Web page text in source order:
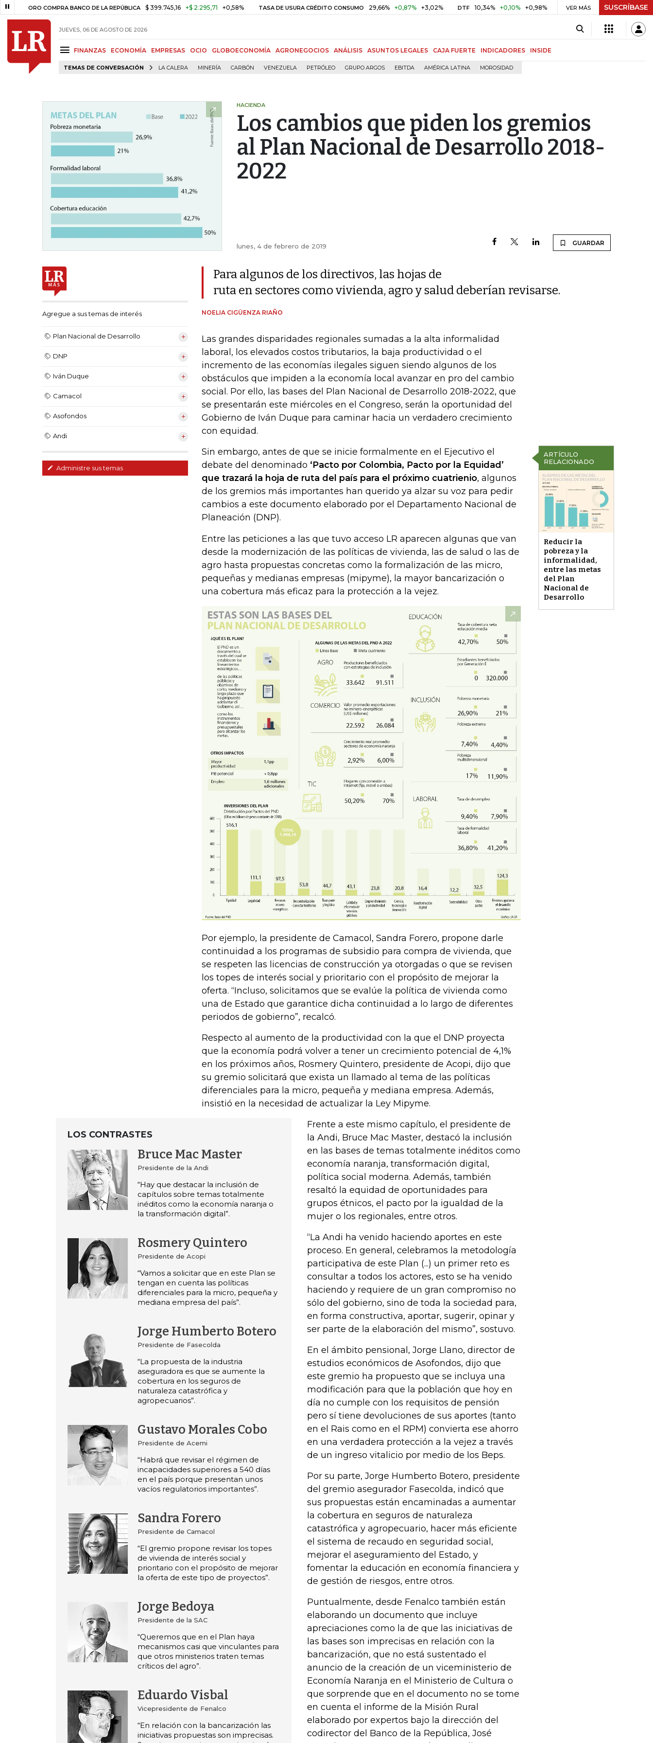
ORO COMPRA BANCO DE LA REPÚBLICA $ 399.745,16 +$ 2.295,71 +0,58% TASA DE USURA CRÉDITO CONSUMO 29,66% +0,87% +3,02% DTF 10,34% +0,10% +0,98% UVR $ 416,86 +$ 0,05 +0,01%
VER MÁS SUSCRÍBASE
JUEVES, 06 DE AGOSTO DE 2026
FINANZAS ECONOMÍA EMPRESAS OCIO GLOBOECONOMÍA AGRONEGOCIOS ANÁLISIS ASUNTOS LEGALES CAJA FUERTE INDICADORES INSIDE
TEMAS DE CONVERSACIÓN LA CALERA MINERÍA CARBÓN VENEZUELA PETRÓLEO GRUPO ARGOS EBITDA AMÉRICA LATINA MOROSIDAD
HACIENDA
Los cambios que piden los gremios
al Plan Nacional de Desarrollo 2018-
2022
lunes, 4 de febrero de 2019 GUARDAR
Agregue a sus temas de interés
Plan Nacional de Desarrollo
DNP
Iván Duque
Camacol
Asofondos
Andi
Administre sus temas
Para algunos de los directivos, las hojas de
ruta en sectores como vivienda, agro y salud deberían revisarse.
NOELIA CIGÜENZA RIAÑO
Las grandes disparidades regionales sumadas a la alta informalidad
laboral, los elevados costos tributarios, la baja productividad o el
incremento de las economías ilegales siguen siendo algunos de los
obstáculos que impiden a la economía local avanzar en pro del cambio
social. Por ello, las bases del Plan Nacional de Desarrollo 2018-2022, que
se presentarán este miércoles en el Congreso, serán la oportunidad del
Gobierno de Iván Duque para caminar hacia un verdadero crecimiento
con equidad.
ARTÍCULO
RELACIONADO
Reducir la
pobreza y la
informalidad,
entre las metas
del Plan
Nacional de
Desarrollo
Sin embargo, antes de que se inicie formalmente en el Ejecutivo el
debate del denominado ‘Pacto por Colombia, Pacto por la Equidad’
que trazará la hoja de ruta del país para el próximo cuatrienio, algunos
de los gremios más importantes han querido ya alzar su voz para pedir
cambios a este documento elaborado por el Departamento Nacional de
Planeación (DNP).
Entre las peticiones a las que tuvo acceso LR aparecen algunas que van
desde la modernización de las políticas de vivienda, las de salud o las de
agro hasta propuestas concretas como la formalización de las micro,
pequeñas y medianas empresas (mipyme), la mayor bancarización o
una cobertura más eficaz para la protección a la vejez.
Por ejemplo, la presidente de Camacol, Sandra Forero, propone darle
continuidad a los programas de subsidio para compra de vivienda, que
se respeten las licencias de construcción ya otorgadas o que se revisen
los topes de interés social y prioritario con el propósito de mejorar la
oferta. “Incluso, solicitamos que se evalúe la política de vivienda como
una de Estado que garantice dicha continuidad a lo largo de diferentes
periodos de gobierno”, recalcó.
Respecto al aumento de la productividad con la que el DNP proyecta
que la economía podrá volver a tener un crecimiento potencial de 4,1%
en los próximos años, Rosmery Quintero, presidente de Acopi, dijo que
su gremio solicitará que exista un llamado al tema de las políticas
diferenciales para la micro, pequeña y mediana empresa. Además,
insistió en la necesidad de actualizar la Ley Mipyme.
LOS CONTRASTES
Bruce Mac Master
Presidente de la Andi
“Hay que destacar la inclusión de
capítulos sobre temas totalmente
inéditos como la economía naranja o
la transformación digital”.
Rosmery Quintero
Presidente de Acopi
“Vamos a solicitar que en este Plan se
tengan en cuenta las políticas
diferenciales para la micro, pequeña y
mediana empresa del país”.
Jorge Humberto Botero
Presidente de Fasecolda
“La propuesta de la industria
aseguradora es que se aumente la
cobertura en los seguros de
naturaleza catastrófica y
agropecuarios”.
Gustavo Morales Cobo
Presidente de Acemi
“Habrá que revisar el régimen de
incapacidades superiores a 540 días
en el país porque presentan unos
vacíos regulatorios importantes”.
Sandra Forero
Presidente de Camacol
“El gremio propone revisar los topes
de vivienda de interés social y
prioritario con el propósito de mejorar
la oferta de este tipo de proyectos”.
Jorge Bedoya
Presidente de la SAC
“Queremos que en el Plan haya
mecanismos casi que vinculantes para
que otros ministerios traten temas
críticos del agro”.
Eduardo Visbal
Vicepresidente de Fenalco
“En relación con la bancarización las
iniciativas propuestas son imprecisas.
Frente a este mismo capítulo, el presidente de
la Andi, Bruce Mac Master, destacó la inclusión
en las bases de temas totalmente inéditos como
economía naranja, transformación digital,
política social moderna. Además, también
resaltó la equidad de oportunidades para
grupos étnicos, el pacto por la igualdad de la
mujer o los regionales, entre otros.
“La Andi ha venido haciendo aportes en este
proceso. En general, celebramos la metodología
participativa de este Plan (...) un primer reto es
consultar a todos los actores, esto se ha venido
haciendo y requiere de un gran compromiso no
sólo del gobierno, sino de toda la sociedad para,
en forma constructiva, aportar, sugerir, opinar y
ser parte de la elaboración del mismo”, sostuvo.
En el ámbito pensional, Jorge Llano, director de
estudios económicos de Asofondos, dijo que
este gremio ha propuesto que se incluya una
modificación para que la población que hoy en
día no cumple con los requisitos de pensión
pero sí tiene devoluciones de sus aportes (tanto
en el Rais como en el RPM) convierta ese ahorro
en una verdadera protección a la vejez a través
de un ingreso vitalicio por medio de los Beps.
Por su parte, Jorge Humberto Botero, presidente
del gremio asegurador Fasecolda, indicó que
sus propuestas están encaminadas a aumentar
la cobertura en seguros de naturaleza
catastrófica y agropecuario, hacer más eficiente
el sistema de recaudo en seguridad social,
mejorar el aseguramiento del Estado, y
fomentar la educación en economía financiera y
de gestión de riesgos, entre otros.
Puntualmente, desde Fenalco también están
elaborando un documento que incluye
apreciaciones como la de que las iniciativas de
las bases son imprecisas en relación con la
bancarización, que no está sustentado el
anuncio de la creación de un viceministerio de
Economía Naranja en el Ministerio de Cultura o
que sorprende que en el documento no se tome
en cuenta el informe de la Misión Rural
elaborado por expertos bajo la dirección del
codirector del Banco de la República, José